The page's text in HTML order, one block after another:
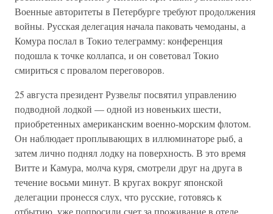
Военные авторитеты в Петербурге требуют продолжения
войны. Русская делегация начала паковать чемоданы, а
Комура послал в Токио телеграмму: конференция
подошла к точке коллапса, и он советовал Токио
смириться с провалом переговоров.
25 августа президент Рузвельт посвятил управлению
подводной лодкой — одной из новеньких шести,
приобретенных американским военно-морским флотом.
Он наблюдает проплывающих в иллюминаторе рыб, а
затем лично поднял лодку на поверхность. В это время
Витте и Камура, молча куря, смотрели друг на друга в
течение восьми минут. В кругах вокруг японской
делегации пронесся слух, что русские, готовясь к
отбытию, уже попросили счет за проживание в отеле.